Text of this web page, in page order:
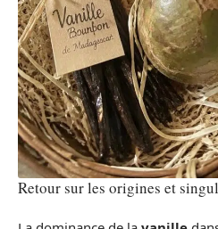
Retour sur les origines et